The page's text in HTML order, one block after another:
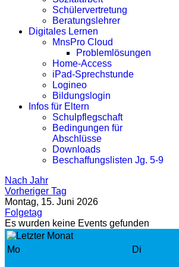
Schülervertretung
Beratungslehrer
Digitales Lernen
MnsPro Cloud
Problemlösungen
Home-Access
iPad-Sprechstunde
Logineo
Bildungslogin
Infos für Eltern
Schulpflegschaft
Bedingungen für
Abschlüsse
Downloads
Beschaffungslisten Jg. 5-9
Nach Jahr
Vorheriger Tag
Montag, 15. Juni 2026
Folgetag
Es wurden keine Events gefunden
Mo
Di